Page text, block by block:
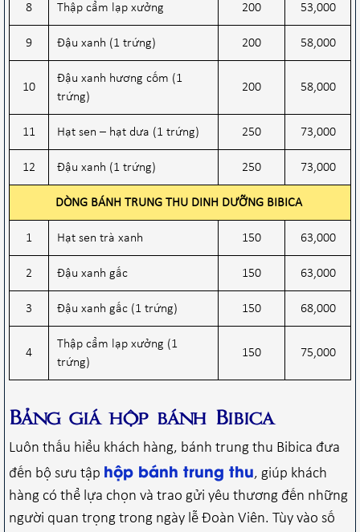
8 Thập cẩm lạp xưởng 200 53,000
9 Đậu xanh (1 trứng) 200 58,000
10
Đậu xanh hương cốm (1
trứng)
200 58,000
11 Hạt sen – hạt dưa (1 trứng) 250 73,000
12 Đậu xanh (1 trứng) 250 73,000
DÒNG BÁNH TRUNG THU DINH DƯỠNG BIBICA
1 Hạt sen trà xanh 150 63,000
2 Đậu xanh gấc 150 63,000
3 Đậu xanh gấc (1 trứng) 150 68,000
4
Thập cẩm lạp xưởng (1
trứng)
150 75,000
Bảng giá hộp bánh Bibica
Luôn thấu hiểu khách hàng, bánh trung thu Bibica đưa
đến bộ sưu tập hộp bánh trung thu, giúp khách
hàng có thể lựa chọn và trao gửi yêu thương đến những
người quan trọng trong ngày lễ Đoàn Viên. Tùy vào số